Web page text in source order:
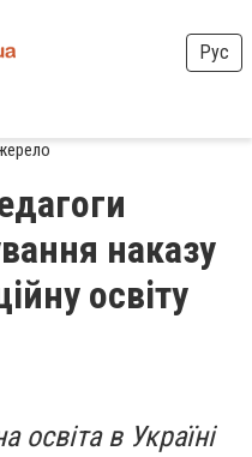
Рус
наказу
освіту
освіта в Україні